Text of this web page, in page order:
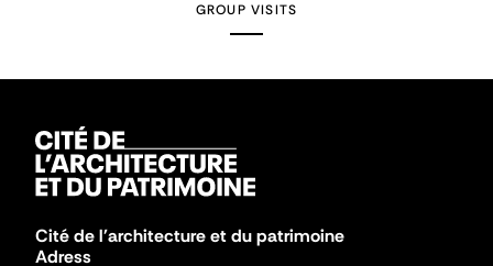
GROUP VISITS
Cité de l'architecture et du patrimoine
Adress